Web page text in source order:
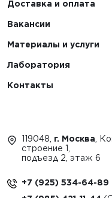
Доставка и оплата
Вакансии
Материалы и услуги
Лаборатория
Контакты
119048, г. Москва ,
строение 1,
подъезд 2, этаж 6
+7 (925) 534-64-89